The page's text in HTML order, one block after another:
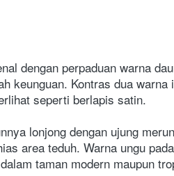
dengan perpaduan warna
keunguan. Kontras dua warna
seperti berlapis satin.
lonjong dengan ujung
area teduh. Warna ungu
taman modern maupun